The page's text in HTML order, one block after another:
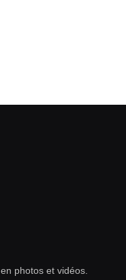
photos et vidéos.